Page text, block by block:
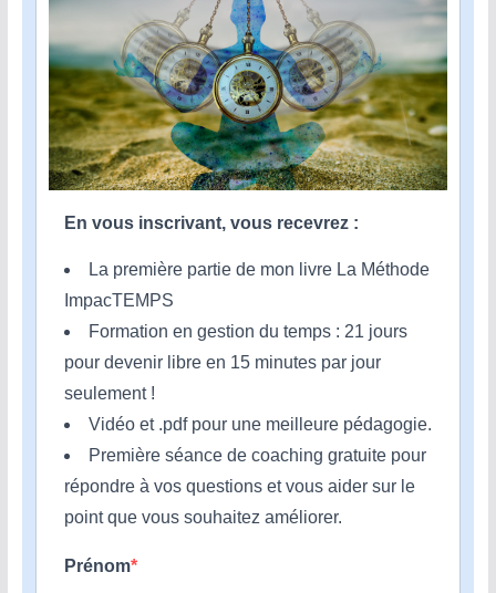
En vous inscrivant, vous recevrez :
La première partie de mon livre La Méthode
ImpacTEMPS
Formation en gestion du temps : 21 jours
pour devenir libre en 15 minutes par jour
seulement !
Vidéo et .pdf pour une meilleure pédagogie.
Première séance de coaching gratuite pour
répondre à vos questions et vous aider sur le
point que vous souhaitez améliorer.
Prénom